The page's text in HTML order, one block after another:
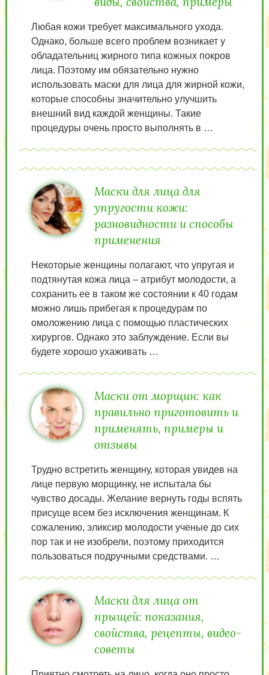
Любая кожи требует максимального ухода.
Однако, больше всего проблем возникает у
обладательниц жирного типа кожных покров
лица. Поэтому им обязательно нужно
использовать маски для лица для жирной кожи,
которые способны значительно улучшить
внешний вид каждой женщины. Такие
процедуры очень просто выполнять в …
Маски для лица для
упругости кожи:
разновидности и способы
применения
Некоторые женщины полагают, что упругая и
подтянутая кожа лица – атрибут молодости, а
сохранить ее в таком же состоянии к 40 годам
можно лишь прибегая к процедурам по
омоложению лица с помощью пластических
хирургов. Однако это заблуждение. Если вы
будете хорошо ухаживать …
Маски от морщин: как
правильно приготовить и
применять, примеры и
отзывы
Трудно встретить женщину, которая увидев на
лице первую морщинку, не испытала бы
чувство досады. Желание вернуть годы вспять
присуще всем без исключения женщинам. К
сожалению, эликсир молодости ученые до сих
пор так и не изобрели, поэтому приходится
пользоваться подручными средствами. …
Маски для лица от
прыщей: показания,
свойства, рецепты, видео-
советы